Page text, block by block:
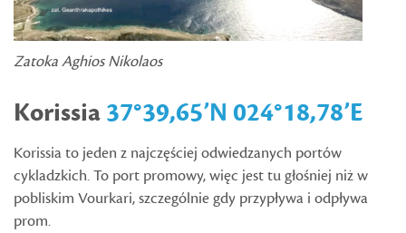
Zatoka Aghios Nikolaos
Korissia37°39,65’N 024°18,78’E
Korissia to jeden z najczęściej odwiedzanych portów
cykladzkich. To port promowy, więc jest tu głośniej niż w
pobliskim Vourkari, szczególnie gdy przypływa i odpływa
prom.